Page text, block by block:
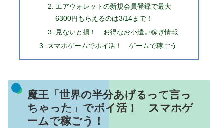
エアウォレットの新規会員登録で最大
6300円もらえるのは3/14まで！
見ないと損！ お得なお小遣い稼ぎ情報
スマホゲームでポイ活！ ゲームで稼ごう
魔王「世界の半分あげるって言っ
ちゃった」でポイ活！ スマホゲ
ームで稼ごう！